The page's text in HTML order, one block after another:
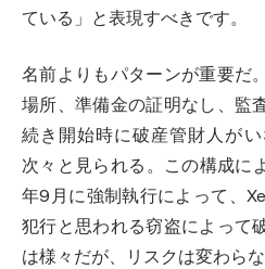
ている」と表現すべきです。
名前よりもパターンが重要だ
場所、準備金の証明なし、監
続き開始時に破産管財人が
次々と見られる。この構成に
年9月に強制執行によって、
犯行と思われる窃盗によって
は様々だが、リスクは変わらな